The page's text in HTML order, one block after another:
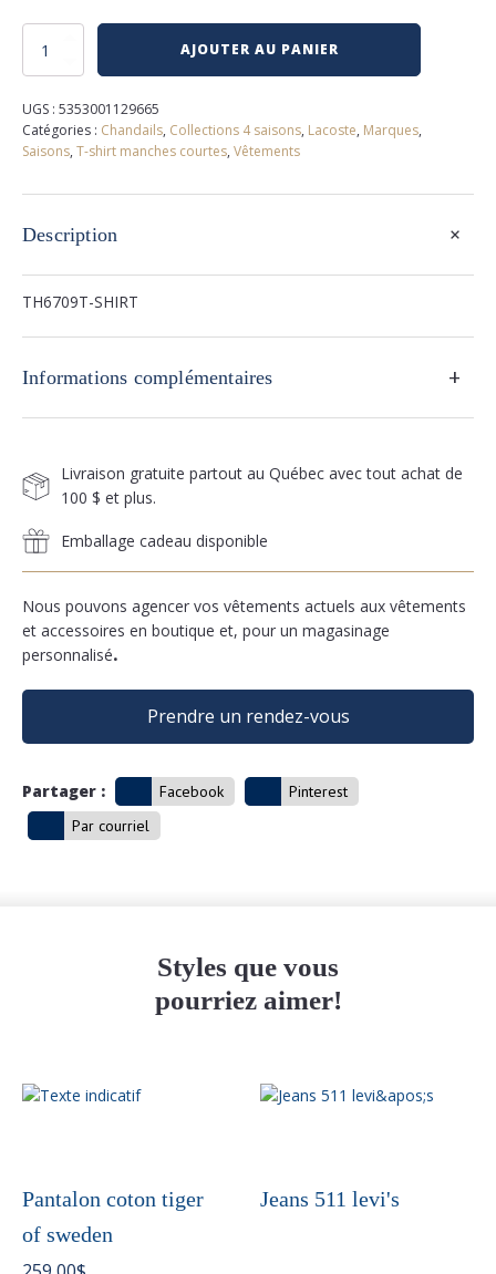
quantité
shirt
lacoste
AJOUTER AU PANIER
UGS : 5353001129665
Catégories : Chandails, Collections 4 saisons, Lacoste, Marques,
Saisons, T-shirt manches courtes, Vêtements
Description +
TH6709T-SHIRT
Informations complémentaires +
Livraison gratuite partout au Québec avec tout achat de
100 $ et plus.
Emballage cadeau disponible
Nous pouvons agencer vos vêtements actuels aux vêtements
et accessoires en boutique et, pour un magasinage
personnalisé.
Prendre un rendez-vous
Partager : Facebook
Pinterest
Par courriel
Styles que vous
pourriez aimer!
Pantalon coton tiger
of sweden
Ce
variations.
options
peuvent
Jeans 511 levi's